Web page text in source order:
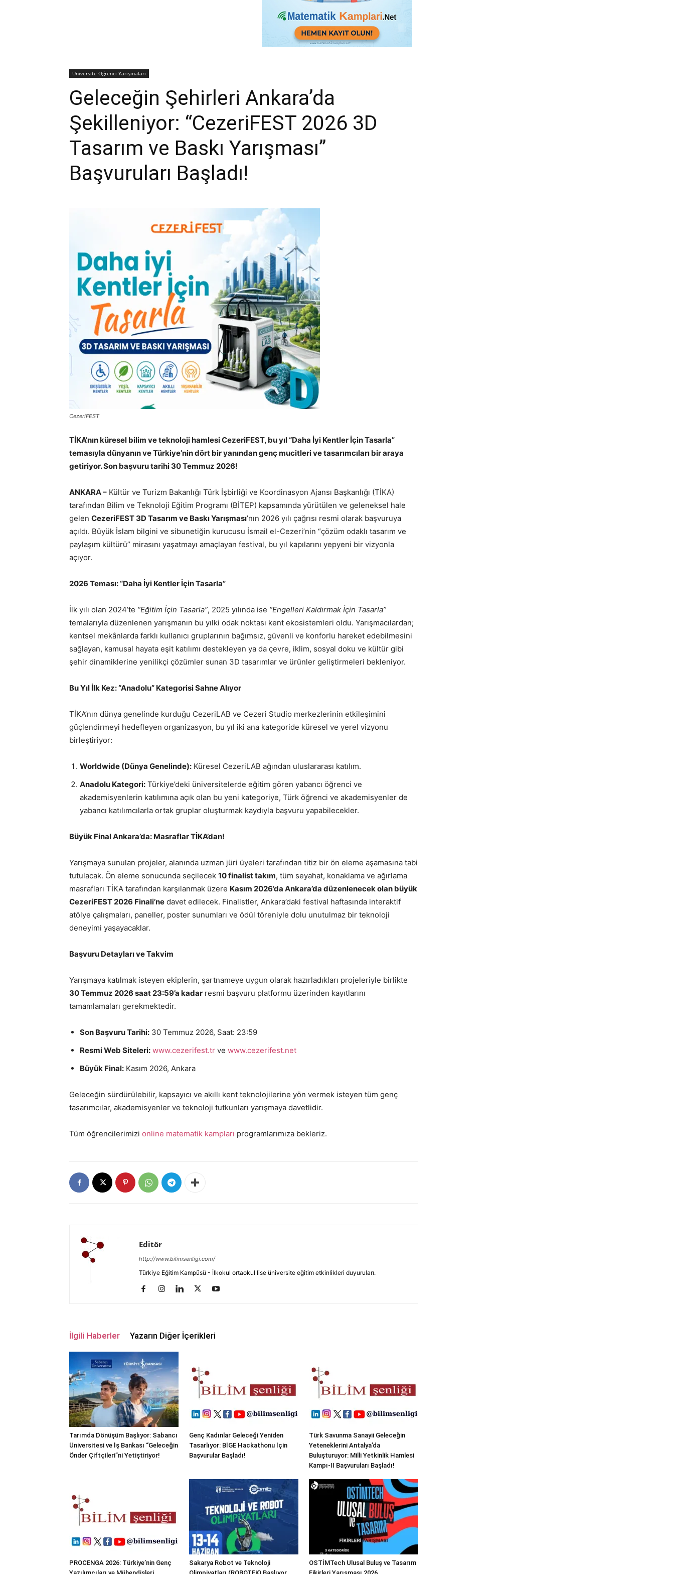
Üniversite Öğrenci Yarışmaları
Geleceğin Şehirleri Ankara’da
Şekilleniyor: “CezeriFEST 2026 3D
Tasarım ve Baskı Yarışması”
Başvuruları Başladı!
CezeriFEST
TİKA’nın küresel bilim ve teknoloji hamlesi CezeriFEST, bu yıl “Daha İyi Kentler İçin Tasarla”
temasıyla dünyanın ve Türkiye’nin dört bir yanından genç mucitleri ve tasarımcıları bir araya
getiriyor. Son başvuru tarihi 30 Temmuz 2026!
ANKARA – Kültür ve Turizm Bakanlığı Türk İşbirliği ve Koordinasyon Ajansı Başkanlığı (TİKA)
tarafından Bilim ve Teknoloji Eğitim Programı (BİTEP) kapsamında yürütülen ve geleneksel hale
gelen CezeriFEST 3D Tasarım ve Baskı Yarışması’nın 2026 yılı çağrısı resmi olarak başvuruya
açıldı. Büyük İslam bilgini ve sibunetiğin kurucusu İsmail el-Cezeri’nin “çözüm odaklı tasarım ve
paylaşım kültürü” mirasını yaşatmayı amaçlayan festival, bu yıl kapılarını yepyeni bir vizyonla
açıyor.
2026 Teması: “Daha İyi Kentler İçin Tasarla”
İlk yılı olan 2024’te “Eğitim İçin Tasarla”, 2025 yılında ise “Engelleri Kaldırmak İçin Tasarla”
temalarıyla düzenlenen yarışmanın bu yılki odak noktası kent ekosistemleri oldu. Yarışmacılardan;
kentsel mekânlarda farklı kullanıcı gruplarının bağımsız, güvenli ve konforlu hareket edebilmesini
sağlayan, kamusal hayata eşit katılımı destekleyen ya da çevre, iklim, sosyal doku ve kültür gibi
şehir dinamiklerine yenilikçi çözümler sunan 3D tasarımlar ve ürünler geliştirmeleri bekleniyor.
Bu Yıl İlk Kez: “Anadolu” Kategorisi Sahne Alıyor
TİKA’nın dünya genelinde kurduğu CezeriLAB ve Cezeri Studio merkezlerinin etkileşimini
güçlendirmeyi hedefleyen organizasyon, bu yıl iki ana kategoride küresel ve yerel vizyonu
birleştiriyor:
Worldwide (Dünya Genelinde): Küresel CezeriLAB ağından uluslararası katılım.
Anadolu Kategori: Türkiye’deki üniversitelerde eğitim gören yabancı öğrenci ve
akademisyenlerin katılımına açık olan bu yeni kategoriye, Türk öğrenci ve akademisyenler de
yabancı katılımcılarla ortak gruplar oluşturmak kaydıyla başvuru yapabilecekler.
Büyük Final Ankara’da: Masraflar TİKA’dan!
Yarışmaya sunulan projeler, alanında uzman jüri üyeleri tarafından titiz bir ön eleme aşamasına tabi
tutulacak. Ön eleme sonucunda seçilecek 10 finalist takım, tüm seyahat, konaklama ve ağırlama
masrafları TİKA tarafından karşılanmak üzere Kasım 2026’da Ankara’da düzenlenecek olan büyük
CezeriFEST 2026 Finali’ne davet edilecek. Finalistler, Ankara’daki festival haftasında interaktif
atölye çalışmaları, paneller, poster sunumları ve ödül töreniyle dolu unutulmaz bir teknoloji
deneyimi yaşayacaklar.
Başvuru Detayları ve Takvim
Yarışmaya katılmak isteyen ekiplerin, şartnameye uygun olarak hazırladıkları projeleriyle birlikte
30 Temmuz 2026 saat 23:59’a kadar resmi başvuru platformu üzerinden kayıtlarını
tamamlamaları gerekmektedir.
Son Başvuru Tarihi: 30 Temmuz 2026, Saat: 23:59
Resmi Web Siteleri: www.cezerifest.tr ve www.cezerifest.net
Büyük Final: Kasım 2026, Ankara
Geleceğin sürdürülebilir, kapsayıcı ve akıllı kent teknolojilerine yön vermek isteyen tüm genç
tasarımcılar, akademisyenler ve teknoloji tutkunları yarışmaya davetlidir.
Tüm öğrencilerimizi online matematik kampları programlarımıza bekleriz.
Editör
http://www.bilimsenligi.com/
Türkiye Eğitim Kampüsü - İlkokul ortaokul lise üniversite eğitim etkinlikleri duyuruları.
İlgili Haberler Yazarın Diğer İçerikleri
Tarımda Dönüşüm Başlıyor: Sabancı
Üniversitesi ve İş Bankası “Geleceğin
Önder Çiftçileri”ni Yetiştiriyor!
Genç Kadınlar Geleceği Yeniden
Tasarlıyor: BİGE Hackathonu İçin
Başvurular Başladı!
Türk Savunma Sanayii Geleceğin
Yeteneklerini Antalya’da
Buluşturuyor: Milli Yetkinlik Hamlesi
Kampı-II Başvuruları Başladı!
PROCENGA 2026: Türkiye’nin Genç
Sakarya Robot ve Teknoloji
OSTİMTech Ulusal Buluş ve Tasarım